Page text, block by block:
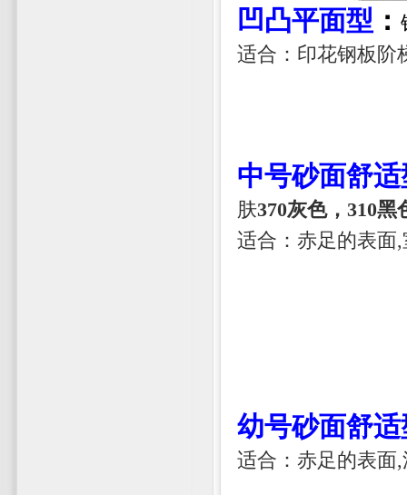
凹凸平面型 ：
适合：印花钢板阶
中号砂面舒适
肤370灰色，310黑
适合：赤足的表面
幼号砂面舒适
适合：赤足的表面